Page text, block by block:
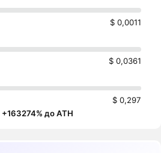
$ 0,0011
$ 0,0361
$ 0,297
+163274% до ATH